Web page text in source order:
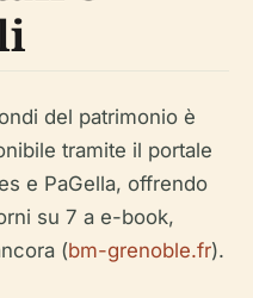
del patrimonio è
tramite il portale
e PaGella, offrendo
su 7 a e-book,
(bm-grenoble.fr).